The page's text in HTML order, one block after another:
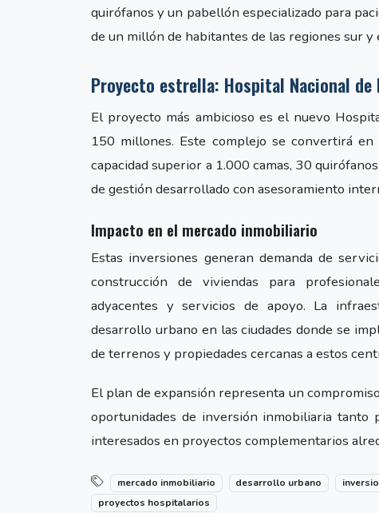
quirófanos y un pabellón especializado para
de un millón de habitantes de las regiones sur y
Proyecto estrella: Hospital Nacional de
El proyecto más ambicioso es el nuevo
150 millones. Este complejo se convertirá
capacidad superior a 1.000 camas, 30
de gestión desarrollado con asesoramiento
Impacto en el mercado inmobiliario
Estas inversiones generan demanda de
construcción de viviendas para
adyacentes y servicios de apoyo. La
desarrollo urbano en las ciudades donde se
de terrenos y propiedades cercanas a estos
El plan de expansión representa un
oportunidades de inversión inmobiliaria tanto
interesados en proyectos complementarios
mercado inmobiliario desarrollo urbano
proyectos hospitalarios